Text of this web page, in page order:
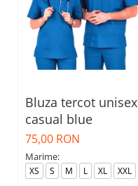
Bluza tercot unisex
casual blue
75,00 RON
Marime:
XS S M L XL XXL